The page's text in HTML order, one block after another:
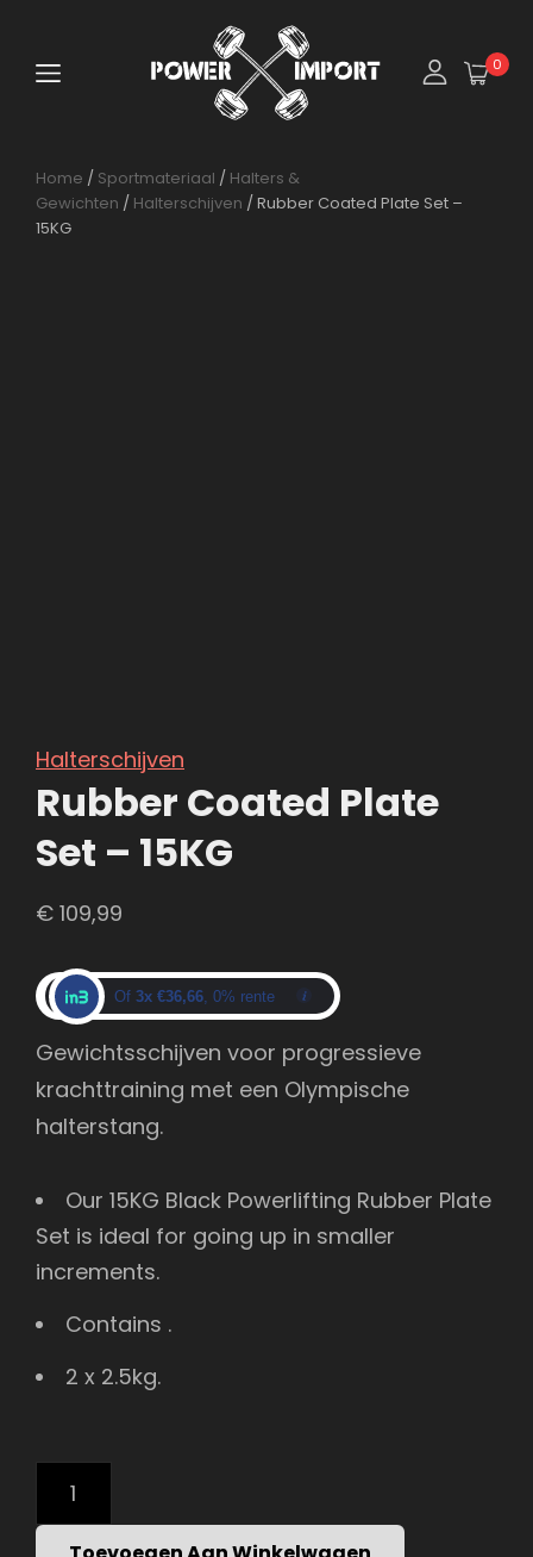
0
Home / Sportmateriaal / Halters &
Gewichten / Halterschijven / Rubber Coated Plate Set –
15KG
Halterschijven
Rubber Coated Plate
Set – 15KG
€ 109,99
Of 3x €36,66, 0% rente
Gewichtsschijven voor progressieve
krachttraining met een Olympische
halterstang.
Our 15KG Black Powerlifting Rubber Plate
Set is ideal for going up in smaller
increments.
Contains .
2 x 2.5kg.
COATED
PLATE